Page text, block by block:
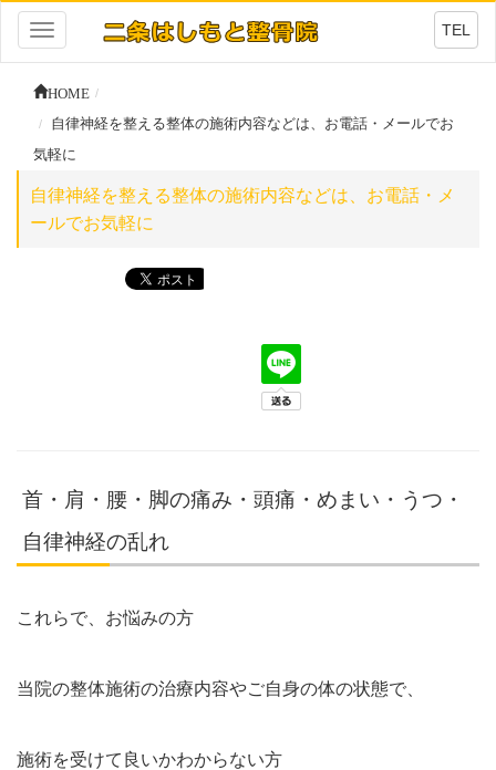
Toggle
navigation
TEL
HOME
自律神経を整える整体の施術内容などは、お電話・メールでお
気軽に
自律神経を整える整体の施術内容などは、お電話・メ
ールでお気軽に
首・肩・腰・脚の痛み・頭痛・めまい・うつ・
自律神経の乱れ
これらで、お悩みの方
当院の整体施術の治療内容やご自身の体の状態で、
施術を受けて良いかわからない方